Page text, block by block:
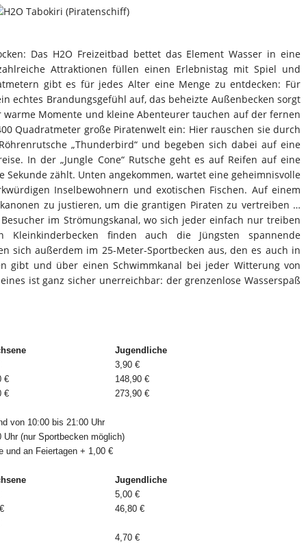
Das H2O Freizeitbad bettet das Element Wasser in eine
Attraktionen füllen einen Erlebnistag mit Spiel und
gibt es für jedes Alter eine Menge zu entdecken: Für
echtes Brandungsgefühl auf, das beheizte Außenbecken sorgt
Momente und kleine Abenteurer tauchen auf der fernen
Quadratmeter große Piratenwelt ein: Hier rauschen sie durch
„Thunderbird“ und begeben sich dabei auf eine
In der „Jungle Cone“ Rutsche geht es auf Reifen auf eine
Sekunde zählt. Unten angekommen, wartet eine geheimnisvolle
Inselbewohnern und exotischen Fischen. Auf einem
zu justieren, um die grantigen Piraten zu vertreiben …
im Strömungskanal, wo sich jeder einfach nur treiben
finden auch die Jüngsten spannende
sich außerdem im 25-Meter-Sportbecken aus, den es auch in
gibt und über einen Schwimmkanal bei jeder Witterung von
ist ganz sicher unerreichbar: der grenzenlose Wasserspaß
Jugendliche
3,90 €
€
148,90 €
€ 273,90 €
von 10:00 bis 21:00 Uhr
(nur Sportbecken möglich)
und an Feiertagen + 1,00 €
Jugendliche
5,00 €
46,80 €
4,70 €